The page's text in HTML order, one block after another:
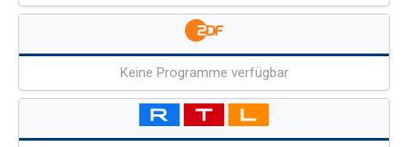
Keine Programme verfügbar